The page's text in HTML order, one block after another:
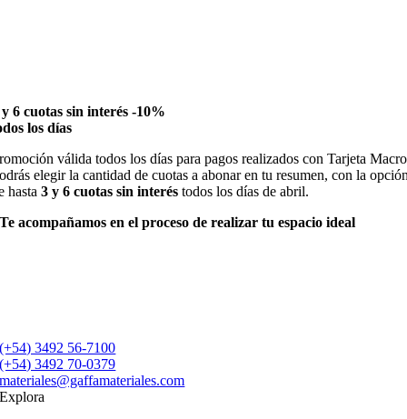
y 6 cuotas sin interés -10%
los días
válida todos los días para pagos realizados con Tarjeta
elegir la cantidad de cuotas a abonar en tu resumen, con la
hasta3 y 6 cuotas sin interéstodos los días de abril.
Te acompañamos en el proceso de realizar tu espacio ideal
(+54) 3492 56-7100
(+54) 3492 70-0379
materiales@gaffamateriales.com
Explora